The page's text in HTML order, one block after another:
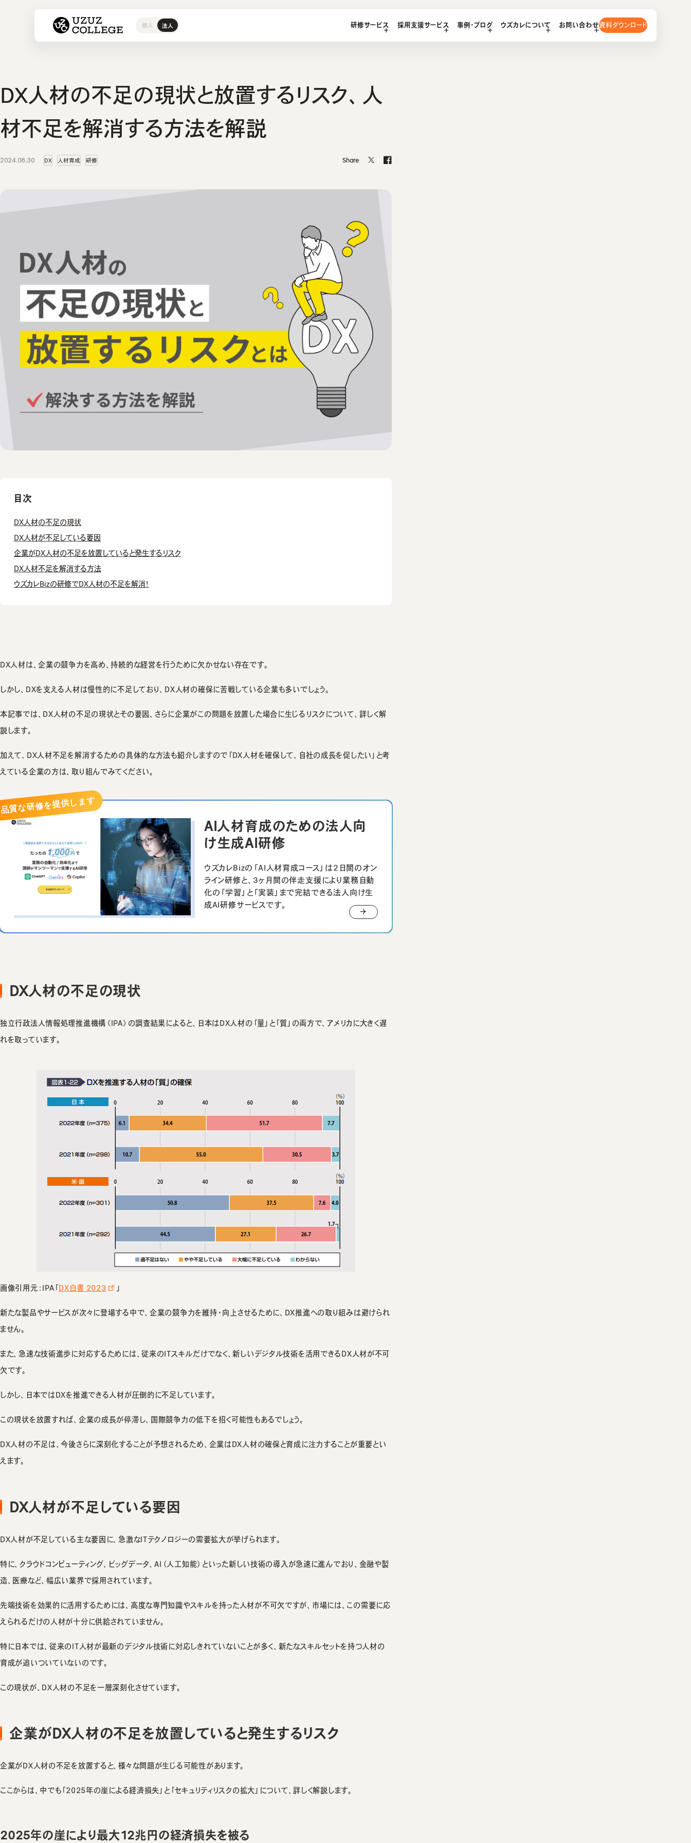
ウズウズカレッジ UZUZ COLLEGE
個人 法人 研修サービス 採用支援サービス 事例・ブログ ウズカレについて お問い合わせ資料ダウンロード
組込みエンジニア研修
教材コンテンツ
DX人材の不足の現状と放置するリスク、人
材不足を解消する方法を解説
2024.08.30 DX 人材育成 研修 Share
目次
DX人材の不足の現状
DX人材が不足している要因
企業がDX人材の不足を放置していると発生するリスク
DX人材不足を解消する方法
ウズカレBizの研修でDX人材の不足を解消！
DX人材は、企業の競争力を高め、持続的な経営を行うために欠かせない存在です。
しかし、DXを支える人材は慢性的に不足しており、DX人材の確保に苦戦している企業も多いでしょう。
本記事では、DX人材の不足の現状とその要因、さらに企業がこの問題を放置した場合に生じるリスクについて、詳しく解
説します。
加えて、DX人材不足を解消するための具体的な方法も紹介しますので「DX人材を確保して、自社の成長を促したい」と考
えている企業の方は、取り組んでみてください。
AI人材育成のための法人向
け生成AI研修
ウズカレBizの「AI人材育成コース」は2日間のオン
ライン研修と、3ヶ月間の伴走支援により業務自動
化の「学習」と「実装」まで完結できる法人向け生
成AI研修サービスです。
DX人材の不足の現状
独立行政法人情報処理推進機構（IPA）の調査結果によると、日本はDX人材の「量」と「質」の両方で、アメリカに大きく遅
れを取っています。
画像引用元：IPA「DX白書 2023 」
新たな製品やサービスが次々に登場する中で、企業の競争力を維持・向上させるために、DX推進への取り組みは避けられ
ません。
また、急速な技術進歩に対応するためには、従来のITスキルだけでなく、新しいデジタル技術を活用できるDX人材が不可
欠です。
しかし、日本ではDXを推進できる人材が圧倒的に不足しています。
この現状を放置すれば、企業の成長が停滞し、国際競争力の低下を招く可能性もあるでしょう。
DX人材の不足は、今後さらに深刻化することが予想されるため、企業はDX人材の確保と育成に注力することが重要とい
えます。
DX人材が不足している要因
DX人材が不足している主な要因に、急激なITテクノロジーの需要拡大が挙げられます。
特に、クラウドコンピューティング、ビッグデータ、AI（人工知能）といった新しい技術の導入が急速に進んでおり、金融や製
造、医療など、幅広い業界で採用されています。
先端技術を効果的に活用するためには、高度な専門知識やスキルを持った人材が不可欠ですが、市場には、この需要に応
えられるだけの人材が十分に供給されていません。
特に日本では、従来のIT人材が最新のデジタル技術に対応しきれていないことが多く、新たなスキルセットを持つ人材の
育成が追いついていないのです。
この現状が、DX人材の不足を一層深刻化させています。
企業がDX人材の不足を放置していると発生するリスク
企業がDX人材の不足を放置すると、様々な問題が生じる可能性があります。
ここからは、中でも「2025年の崖による経済損失」と「セキュリティリスクの拡大」について、詳しく解説します。
2025年の崖により最大12兆円の経済損失を被る